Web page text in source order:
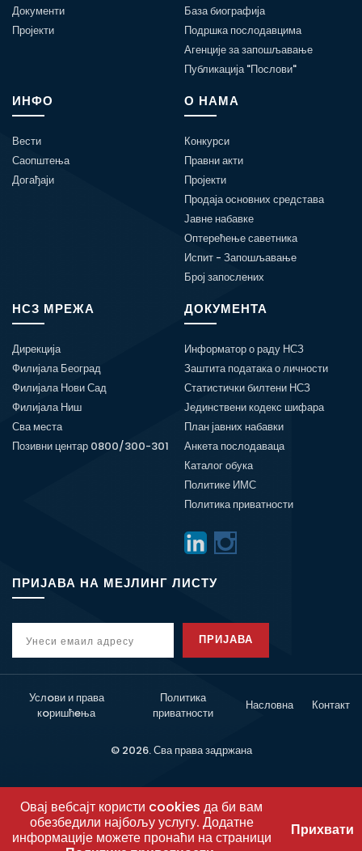
Документи
Пројекти
База биографија
Подршка послодавцима
Агенције за запошљавање
Публикација "Послови"
ИНФО
Вести
Саопштења
Догађаји
О НАМА
Конкурси
Правни акти
Пројекти
Продаја основних средстава
Јавне набавке
Оптерећење саветника
Испит - Запошљавање
Број запослених
НСЗ МРЕЖА
Дирекција
Филијала Београд
Филијала Нови Сад
Филијала Ниш
Сва места
Позивни центар 0800/300-301
ДОКУМЕНТА
Информатор о раду НСЗ
Заштита података о личности
Статистички билтени НСЗ
Јединствени кодекс шифара
План јавних набавки
Анкета послодаваца
Каталог обука
Политике ИМС
Политика приватности
ПРИЈАВА НА МЕЈЛИНГ ЛИСТУ
ПРИЈАВА
Услoви и права
кoришћeња
Политика
приватности
Насловна Контакт
© 2026. Сва права задржана
Овај вебсајт користи cookies да би вам
обезбедили најбољу услугу. Додатне
информације можете пронаћи на страници
Прихвати